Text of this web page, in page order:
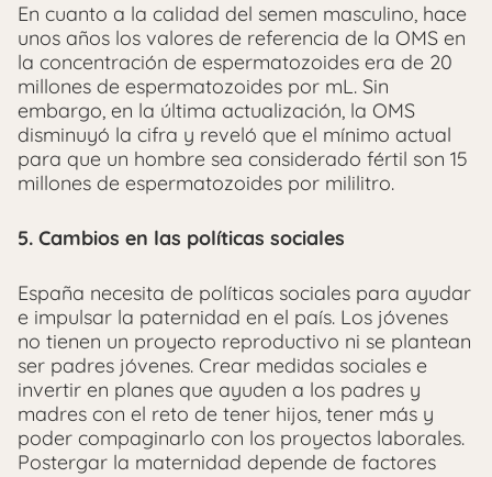
En cuanto a la calidad del semen masculino, hace
unos años los valores de referencia de la OMS en
la concentración de espermatozoides era de 20
millones de espermatozoides por mL. Sin
embargo, en la última actualización, la OMS
disminuyó la cifra y reveló que el mínimo actual
para que un hombre sea considerado fértil son 15
millones de espermatozoides por mililitro.
5. Cambios en las políticas sociales
España necesita de políticas sociales para ayudar
e impulsar la paternidad en el país. Los jóvenes
no tienen un proyecto reproductivo ni se plantean
ser padres jóvenes. Crear medidas sociales e
invertir en planes que ayuden a los padres y
madres con el reto de tener hijos, tener más y
poder compaginarlo con los proyectos laborales.
Postergar la maternidad depende de factores